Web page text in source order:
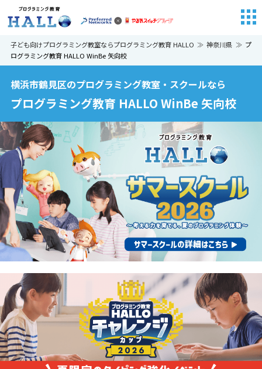
子ども向けプログラミング教室ならプログラミング教育 HALLO 神奈川県
プ
ログラミング教育 HALLO WinBe 矢向校
横浜市鶴見区のプログラミング教室・スクールなら
プログラミング教育 HALLO WinBe 矢向校